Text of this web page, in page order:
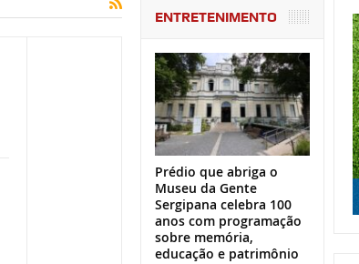
ENTRETENIMENTO
Prédio que abriga o
Museu da Gente
Sergipana celebra 100
anos com programação
sobre memória,
educação e patrimônio